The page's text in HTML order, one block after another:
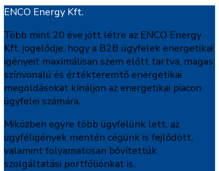
ENCO Energy Kft.
Több mint 20 éve jött létre az ENCO Energy
Kft. jogelődje, hogy a B2B ügyfelek energetikai
igényeit maximálisan szem előtt tartva, magas
színvonalú és értékteremtő energetikai
megoldásokat kínáljon az energetikai piacon
ügyfelei számára.
Miközben egyre több ügyfelünk lett, az
ügyféligények mentén cégünk is fejlődött,
valamint folyamatosan bővítettük
szolgáltatási portfóliónkat is.